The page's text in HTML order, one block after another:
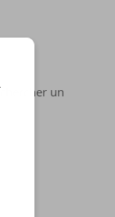
un